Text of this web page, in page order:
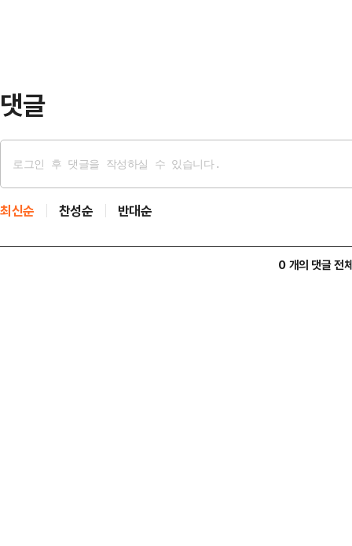
댓글
최신순 찬성순 반대순
0 개의 댓글 전